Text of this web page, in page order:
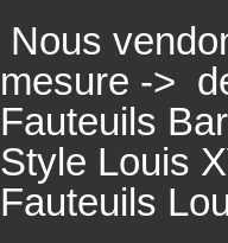
Nous
mesure ->
Fauteuils
Style Louis
Fauteuils